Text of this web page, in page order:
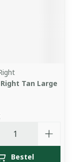
Tan Large
Bestel